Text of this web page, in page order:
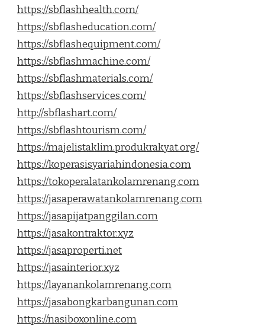
https://sbflashhealth.com/
https://sbflasheducation.com/
https://sbflashequipment.com/
https://sbflashmachine.com/
https://sbflashmaterials.com/
https://sbflashservices.com/
http://sbflashart.com/
https://sbflashtourism.com/
https://majelistaklim.produkrakyat.org/
https://koperasisyariahindonesia.com
https://tokoperalatankolamrenang.com
https://jasaperawatankolamrenang.com
https://jasapijatpanggilan.com
https://jasakontraktor.xyz
https://jasaproperti.net
https://jasainterior.xyz
https://layanankolamrenang.com
https://jasabongkarbangunan.com
https://nasiboxonline.com